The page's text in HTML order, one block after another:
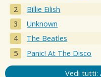
Billie Eilish
Unknown
The Beatles
Panic! At The Disco
Vedi tutti: